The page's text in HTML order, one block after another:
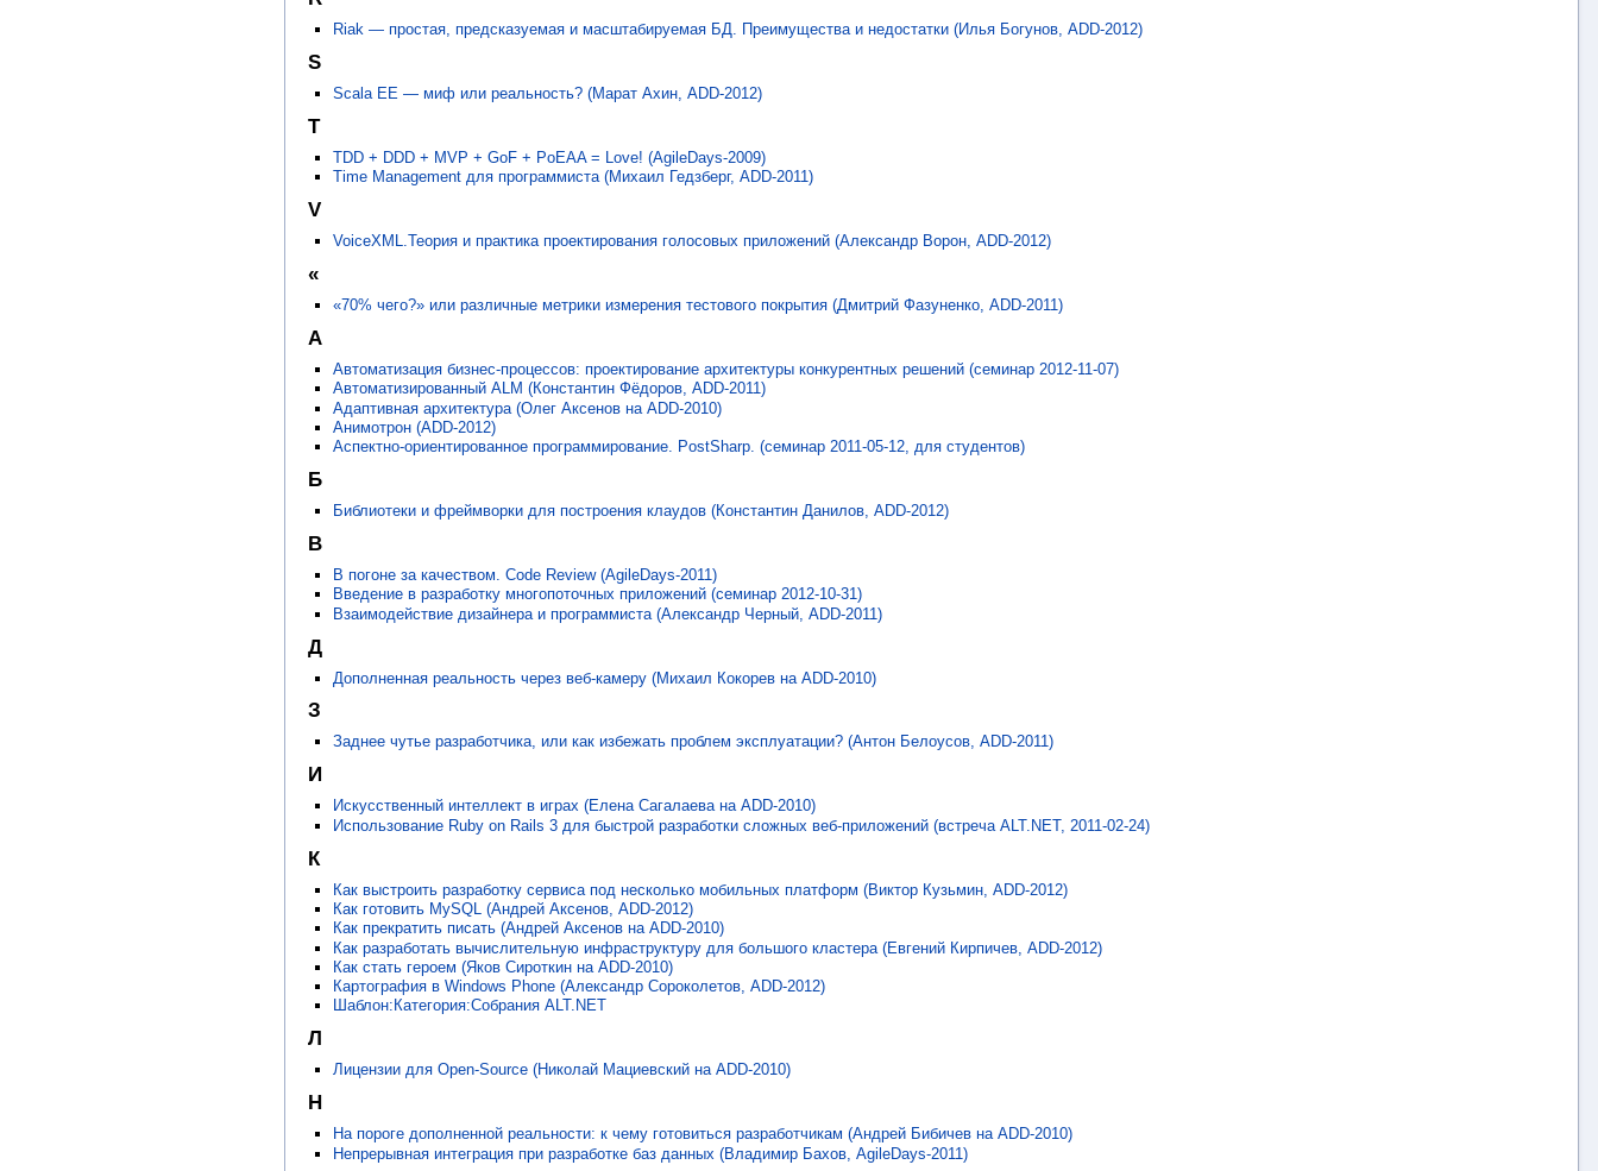
Riak — простая, предсказуемая и масштабируемая БД. Преимущества и недостатки (Илья Богунов, ADD-2012)
S
Scala EE — миф или реальность? (Марат Ахин, ADD-2012)
T
TDD + DDD + MVP + GoF + PoEAA = Love! (AgileDays-2009)
Time Management для программиста (Михаил Гедзберг, ADD-2011)
V
VoiceXML.Теория и практика проектирования голосовых приложений (Александр Ворон, ADD-2012)
«
«70% чего?» или различные метрики измерения тестового покрытия (Дмитрий Фазуненко, ADD-2011)
А
Автоматизация бизнес-процессов: проектирование архитектуры конкурентных решений (семинар 2012-11-07)
Автоматизированный ALM (Константин Фёдоров, ADD-2011)
Адаптивная архитектура (Олег Аксенов на ADD-2010)
Анимотрон (ADD-2012)
Аспектно-ориентированное программирование. PostSharp. (семинар 2011-05-12, для студентов)
Б
Библиотеки и фреймворки для построения клаудов (Константин Данилов, ADD-2012)
В
В погоне за качеством. Code Review (AgileDays-2011)
Введение в разработку многопоточных приложений (семинар 2012-10-31)
Взаимодействие дизайнера и программиста (Александр Черный, ADD-2011)
Д
Дополненная реальность через веб-камеру (Михаил Кокорев на ADD-2010)
З
Заднее чутье разработчика, или как избежать проблем эксплуатации? (Антон Белоусов, ADD-2011)
И
Искусственный интеллект в играх (Елена Сагалаева на ADD-2010)
Использование Ruby on Rails 3 для быстрой разработки сложных веб-приложений (встреча ALT.NET, 2011-02-24)
К
Как выстроить разработку сервиса под несколько мобильных платформ (Виктор Кузьмин, ADD-2012)
Как готовить MySQL (Андрей Аксенов, ADD-2012)
Как прекратить писать (Андрей Аксенов на ADD-2010)
Как разработать вычислительную инфраструктуру для большого кластера (Евгений Кирпичев, ADD-2012)
Как стать героем (Яков Сироткин на ADD-2010)
Картография в Windows Phone (Александр Сороколетов, ADD-2012)
Шаблон:Категория:Собрания ALT.NET
Л
Лицензии для Open-Source (Николай Мациевский на ADD-2010)
Н
На пороге дополненной реальности: к чему готовиться разработчикам (Андрей Бибичев на ADD-2010)
Непрерывная интеграция при разработке баз данных (Владимир Бахов, AgileDays-2011)